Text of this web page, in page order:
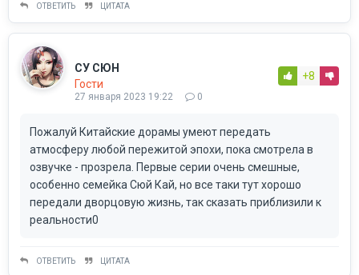
ОТВЕТИТЬ ЦИТАТА
СУ СЮН
Гости
27 января 2023 19:22 0
+8
Пожалуй Китайские дорамы умеют передать
атмосферу любой пережитой эпохи, пока смотрела в
озвучке - прозрела. Первые серии очень смешные,
особенно семейка Сюй Кай, но все таки тут хорошо
передали дворцовую жизнь, так сказать приблизили к
реальности0
ОТВЕТИТЬ ЦИТАТА